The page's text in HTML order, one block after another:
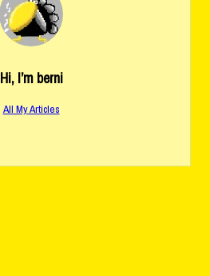
Hi, I’m berni
All My Articles